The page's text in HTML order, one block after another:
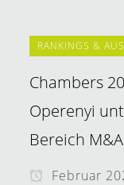
RANKINGS &
Chambers
Operenyi
Bereich M&A
Februar